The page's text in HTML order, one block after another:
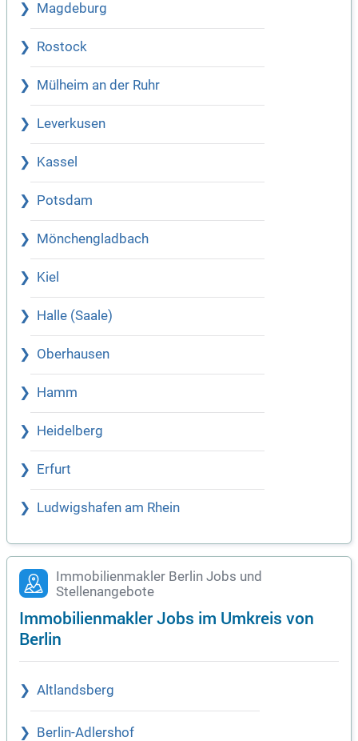
Magdeburg
Rostock
Mülheim an der Ruhr
Leverkusen
Kassel
Potsdam
Mönchengladbach
Kiel
Halle (Saale)
Oberhausen
Hamm
Heidelberg
Erfurt
Ludwigshafen am Rhein
Immobilienmakler Berlin Jobs und
Stellenangebote
Immobilienmakler Jobs im Umkreis von
Berlin
Altlandsberg
Berlin-Adlershof